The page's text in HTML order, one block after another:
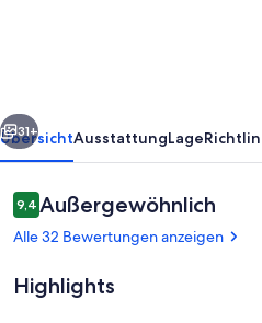
Del
Cabo
Weiter
31+
ÜbersichtAusstattungLage
Bewertungen
9,49,4 von 10.
Außergewöhnlich
Alle 32 Bewertungen anzeigen
Highlights